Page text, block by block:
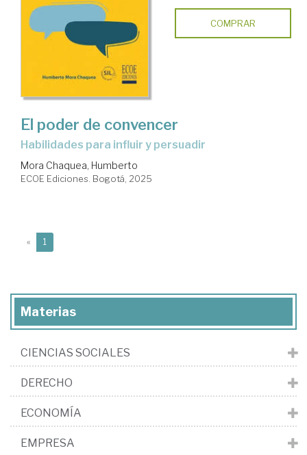
COMPRAR
El poder de convencer
Habilidades para influir y persuadir
Mora Chaquea, Humberto
ECOE Ediciones. Bogotá, 2025
« 1
Materias
CIENCIAS SOCIALES
DERECHO
ECONOMÍA
EMPRESA